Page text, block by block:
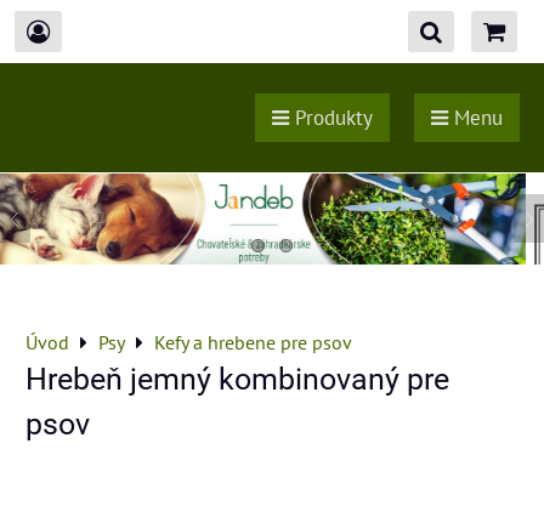
Produkty Menu
Úvod Psy Kefy a hrebene pre psov
Hrebeň jemný kombinovaný pre
psov